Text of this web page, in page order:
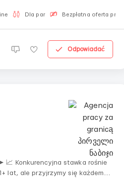
Dla par Bezpłatna oferta pracy
Odpowiadać
📈 Konkurencyjna stawka rośnie
lat, ale przyjrzymy się każdemu